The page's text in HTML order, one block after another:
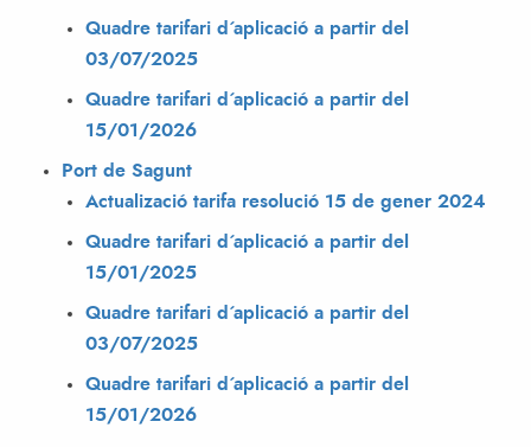
Quadre tarifari d´aplicació a partir del
03/07/2025
Quadre tarifari d´aplicació a partir del
15/01/2026
Port de Sagunt
Actualizació tarifa resolució 15 de gener 2024
Quadre tarifari d´aplicació a partir del
15/01/2025
Quadre tarifari d´aplicació a partir del
03/07/2025
Quadre tarifari d´aplicació a partir del
15/01/2026